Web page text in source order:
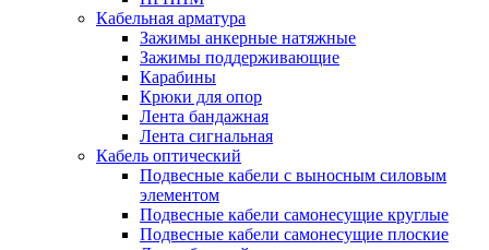
Кабельная арматура
Зажимы анкерные натяжные
Зажимы поддерживающие
Карабины
Крюки для опор
Лента бандажная
Лента сигнальная
Кабель оптический
Подвесные кабели с выносным силовым
элементом
Подвесные кабели самонесущие круглые
Подвесные кабели самонесущие плоские